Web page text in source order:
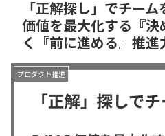
「正解探し」でチー
価値を最大化する『
く『前に進める』推進
プロダクト推進